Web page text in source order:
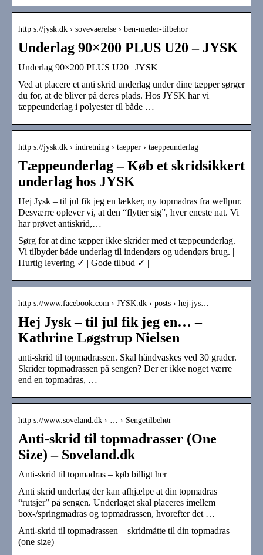
http s://jysk.dk › sovevaerelse › ben-meder-tilbehor
Underlag 90×200 PLUS U20 – JYSK
Underlag 90×200 PLUS U20 | JYSK
Ved at placere et anti skrid underlag under dine tæpper sørger
du for, at de bliver på deres plads. Hos JYSK har vi
tæppeunderlag i polyester til både …
http s://jysk.dk › indretning › taepper › taeppeunderlag
Tæppeunderlag – Køb et skridsikkert
underlag hos JYSK
Hej Jysk – til jul fik jeg en lækker, ny topmadras fra wellpur.
Desværre oplever vi, at den “flytter sig”, hver eneste nat. Vi
har prøvet antiskrid,…
Sørg for at dine tæpper ikke skrider med et tæppeunderlag.
Vi tilbyder både underlag til indendørs og udendørs brug. |
Hurtig levering ✓ | Gode tilbud ✓ |
http s://www.facebook.com › JYSK.dk › posts › hej-jys…
Hej Jysk – til jul fik jeg en… –
Kathrine Løgstrup Nielsen
anti-skrid til topmadrassen. Skal håndvaskes ved 30 grader.
Skrider topmadrassen på sengen? Der er ikke noget værre
end en topmadras, …
http s://www.soveland.dk › … › Sengetilbehør
Anti-skrid til topmadrasser (One
Size) – Soveland.dk
Anti-skrid til topmadras – køb billigt her
Anti skrid underlag der kan afhjælpe at din topmadras
“rutsjer” på sengen. Underlaget skal placeres imellem
box-/springmadras og topmadrassen, hvorefter det …
Anti-skrid til topmadrassen – skridmåtte til din topmadras
(one size)